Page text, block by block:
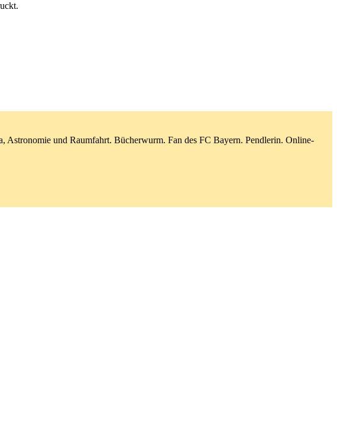
Astronomie und Raumfahrt. Bücherwurm. Fan des FC Bayern. Pendlerin. Online-